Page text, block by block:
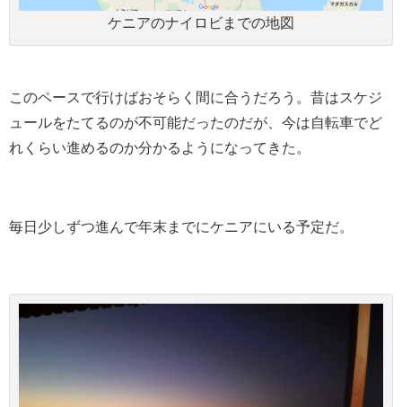
ケニアのナイロビまでの地図
このペースで行けばおそらく間に合うだろう。昔はスケジ
ュールをたてるのが不可能だったのだが、今は自転車でど
れくらい進めるのか分かるようになってきた。
毎日少しずつ進んで年末までにケニアにいる予定だ。